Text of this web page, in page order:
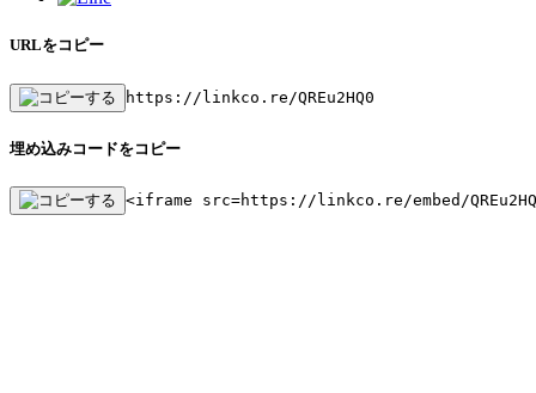
URLをコピー
https://linkco.re/QREu2HQ0
埋め込みコードをコピー
<iframe src=https://linkco.re/embed/